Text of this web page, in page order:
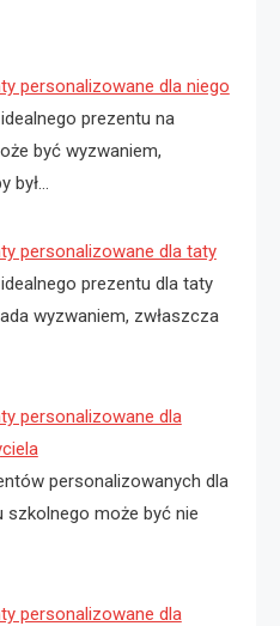
personalizowane dla niego
prezentu na
być wyzwaniem,
był…
personalizowane dla taty
prezentu dla taty
wyzwaniem, zwłaszcza
personalizowane dla
personalizowanych dla
szkolnego może być nie
personalizowane dla